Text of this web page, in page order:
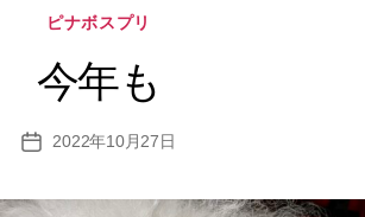
カ
ゴ
リ
ピナボスプリ
今年も
投
2022年10月27日